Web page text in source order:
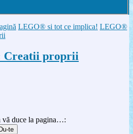
LEGO® si tot ce implica! LEGO®
Creatii proprii
vă duce la pagina…: